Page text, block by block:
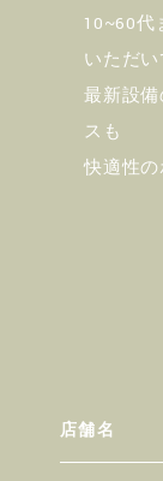
10~60代
いただい
最新設
スも
快適性の
店舗名